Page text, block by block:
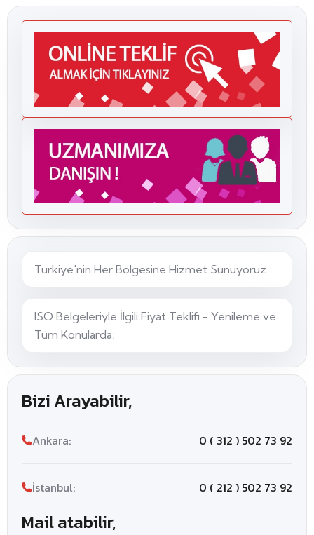
agrega CE
sertifikası
inşaat
malzemesi
CE belgesi
agrega
malzemeleri
uygunluk
belgesi
BD Kurumsal
CE
danışmanlık
Türkiye'nin Her Bölgesine Hizmet Sunuyoruz.
ISO Belgeleriyle İlgili Fiyat Teklifi - Yenileme ve
Tüm Konularda;
Bizi Arayabilir,
Ankara: 0 ( 312 ) 502 73 92
İstanbul: 0 ( 212 ) 502 73 92
Mail atabilir,